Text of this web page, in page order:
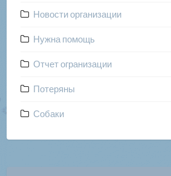
Новости организации
Нужна помощь
Отчет огранизации
Потеряны
Собаки